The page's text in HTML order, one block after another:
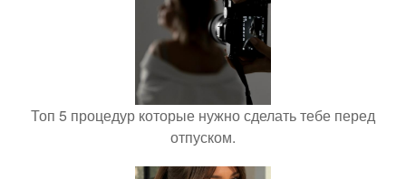
Топ 5 процедур которые нужно сделать тебе перед
отпуском.